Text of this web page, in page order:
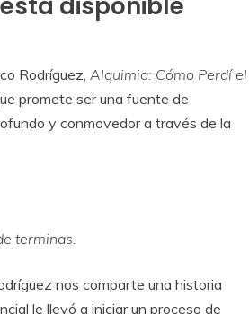
Rodríguez, Alquimia: Cómo Perdí el
promete ser una fuente de
y conmovedor a través de la
terminas.
nos comparte una historia
le llevó a iniciar un proceso de